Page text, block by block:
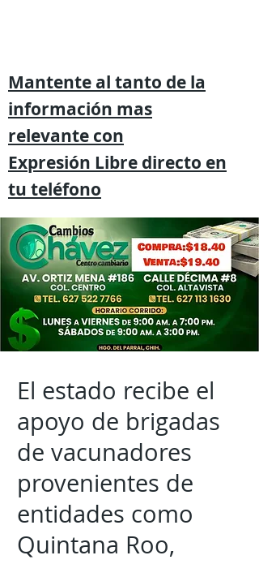
Mantente al tanto de la
información mas
relevante con
Expresión Libre directo en
tu teléfono
El estado recibe el
apoyo de brigadas
de vacunadores
provenientes de
entidades como
Quintana Roo,